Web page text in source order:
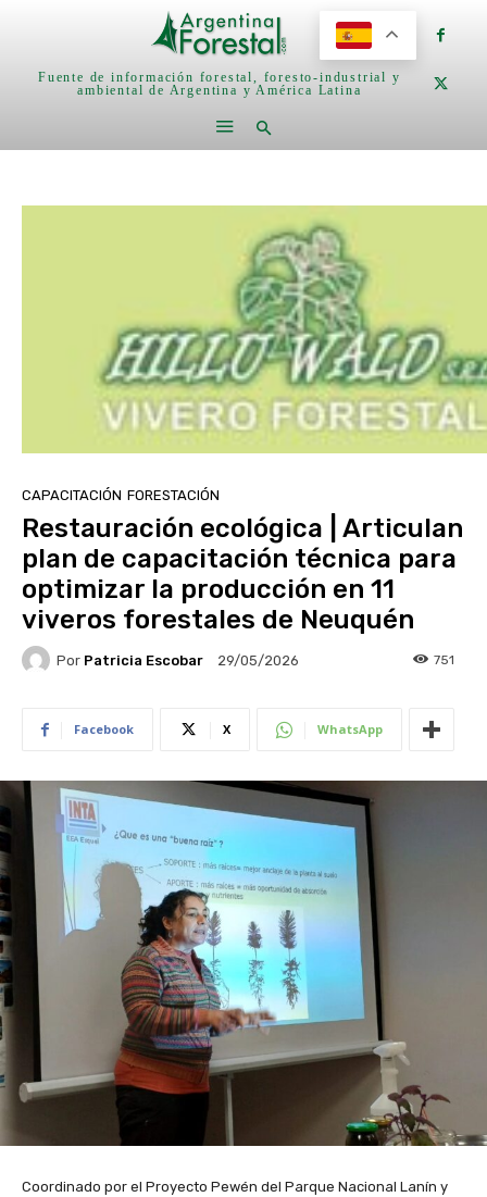
Fuente de información forestal, foresto-industrial y
ambiental de Argentina y América Latina
CAPACITACIÓN FORESTACIÓN
Restauración ecológica | Articulan
plan de capacitación técnica para
optimizar la producción en 11
viveros forestales de Neuquén
Por Patricia Escobar 29/05/2026 751
Facebook X WhatsApp
Coordinado por el Proyecto Pewén del Parque Nacional Lanín y